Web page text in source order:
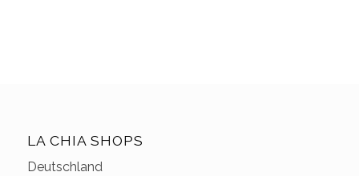
LA CHIA SHOPS
Deutschland